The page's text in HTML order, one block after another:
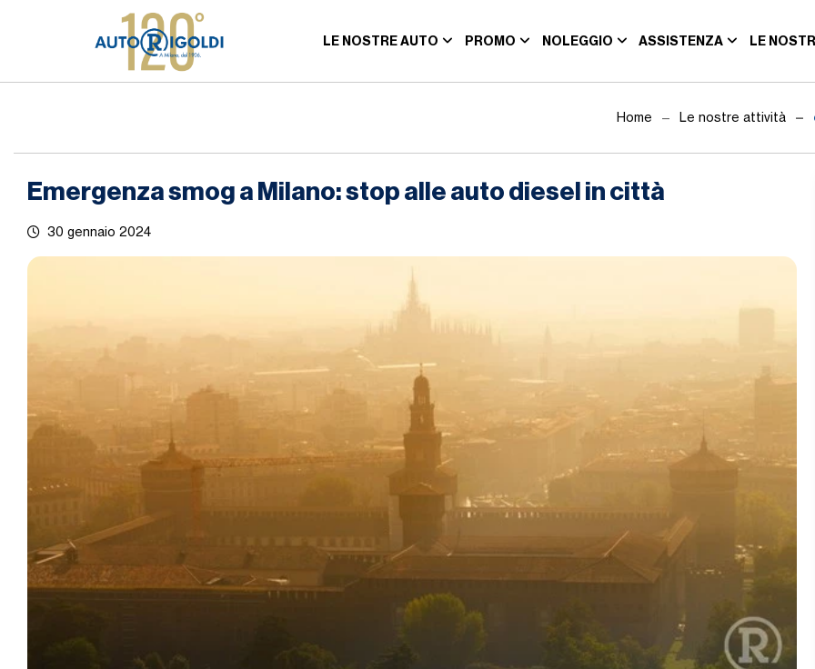
LE NOSTRE AUTO PROMO NOLEGGIO ASSISTENZA LE
Home Le nostre attività
Emergenza smog a Milano: stop alle auto diesel in città
30 gennaio 2024